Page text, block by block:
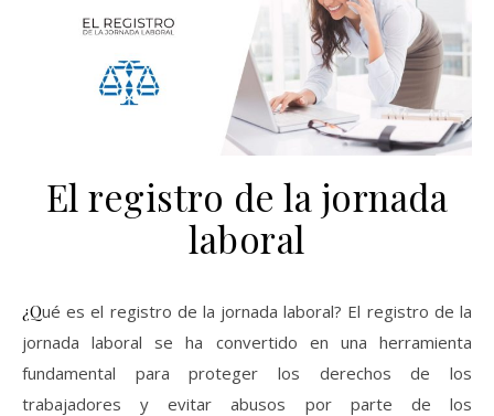
El registro de la jornada
laboral
¿Qué es el registro de la jornada laboral? El registro de la
jornada laboral se ha convertido en una herramienta
fundamental para proteger los derechos de los
trabajadores y evitar abusos por parte de los